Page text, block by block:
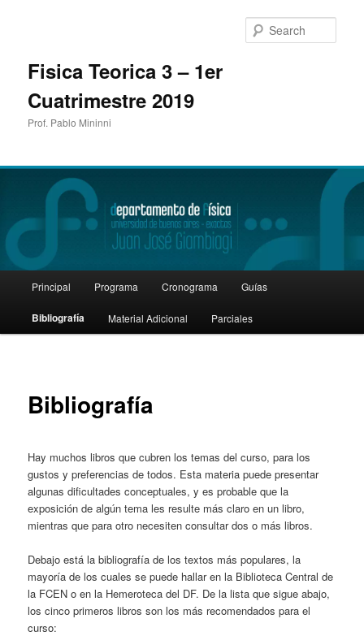
Fisica Teorica 3 – 1er
Cuatrimestre 2019
Prof. Pablo Mininni
Skip
to
content
Principal Programa Cronograma Guías
Bibliografía Material Adicional Parciales
Bibliografía
Hay muchos libros que cubren los temas del curso, para los
gustos y preferencias de todos. Esta materia puede presentar
algunas dificultades conceptuales, y es probable que la
exposición de algún tema les resulte más claro en un libro,
mientras que para otro necesiten consultar dos o más libros.
Debajo está la bibliografía de los textos más populares, la
mayoría de los cuales se puede hallar en la Biblioteca Central de
la FCEN o en la Hemeroteca del DF. De la lista que sigue abajo,
los cinco primeros libros son los más recomendados para el
curso: